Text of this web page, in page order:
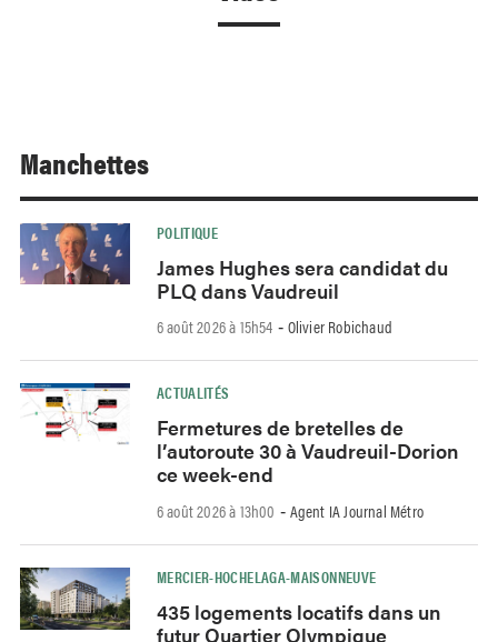
Manchettes
POLITIQUE
James Hughes sera candidat du
PLQ dans Vaudreuil
6 août 2026 à 15h54 - Olivier Robichaud
ACTUALITÉS
Fermetures de bretelles de
l’autoroute 30 à Vaudreuil-Dorion
ce week-end
6 août 2026 à 13h00 - Agent IA Journal Métro
MERCIER-HOCHELAGA-MAISONNEUVE
435 logements locatifs dans un
futur Quartier Olympique